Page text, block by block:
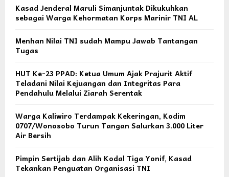
Kasad Jenderal Maruli Simanjuntak Dikukuhkan
sebagai Warga Kehormatan Korps Marinir TNI AL
Menhan Nilai TNI sudah Mampu Jawab Tantangan
Tugas
HUT Ke-23 PPAD: Ketua Umum Ajak Prajurit Aktif
Teladani Nilai Kejuangan dan Integritas Para
Pendahulu Melalui Ziarah Serentak
Warga Kaliwiro Terdampak Kekeringan, Kodim
0707/Wonosobo Turun Tangan Salurkan 3.000 Liter
Air Bersih
Pimpin Sertijab dan Alih Kodal Tiga Yonif, Kasad
Tekankan Penguatan Organisasi TNI